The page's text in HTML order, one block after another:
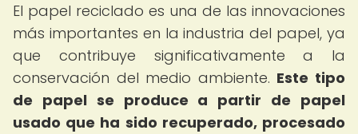
El papel reciclado es una de las innovaciones
más importantes en la industria del papel, ya
que contribuye significativamente a la
conservación del medio ambiente. Este tipo
de papel se produce a partir de papel
usado que ha sido recuperado, procesado